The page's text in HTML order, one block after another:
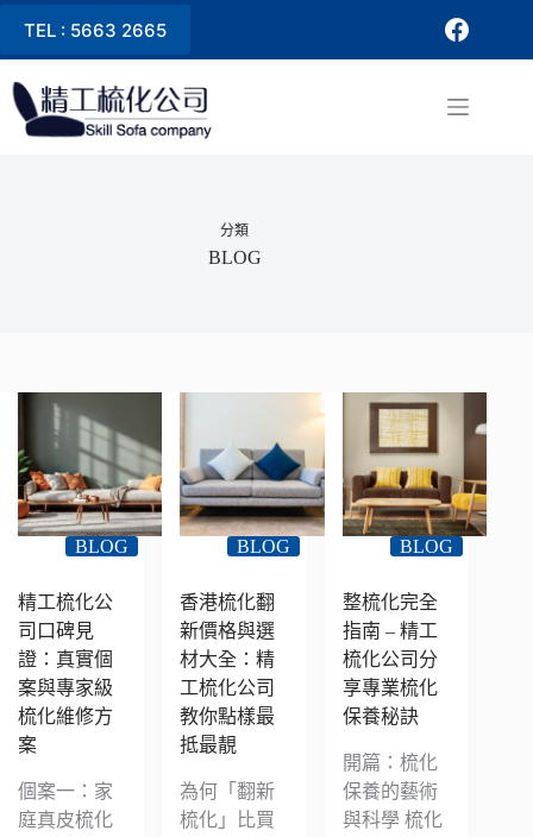
TEL : 5663 2665
分類
BLOG
BLOG
精工梳化公
司口碑見
證：真實個
案與專家級
梳化維修方
案
個案一：家
庭真皮梳化
BLOG
香港梳化翻
新價格與選
材大全：精
工梳化公司
教你點樣最
抵最靚
為何「翻新
梳化」比買
BLOG
整梳化完全
指南 – 精工
梳化公司分
享專業梳化
保養秘訣
開篇：梳化
保養的藝術
與科學 梳化